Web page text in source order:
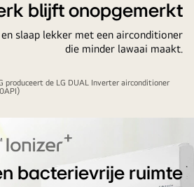
blijft onopgemerkt
slaap lekker met een airconditioner
die minder lawaai maakt.
produceert de LG DUAL Inverter airconditioner
bacterievrije ruimte